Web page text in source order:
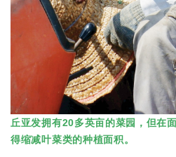
丘亚发拥有20多英亩的菜园，但在
得缩减叶菜类的种植面积。